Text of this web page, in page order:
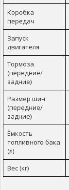
Коробка
передач
Запуск
двигателя
Тормоза
(передние/
задние)
Размер шин
(передние/
задние)
Ёмкость
топливного бака
(л)
Вес (кг)